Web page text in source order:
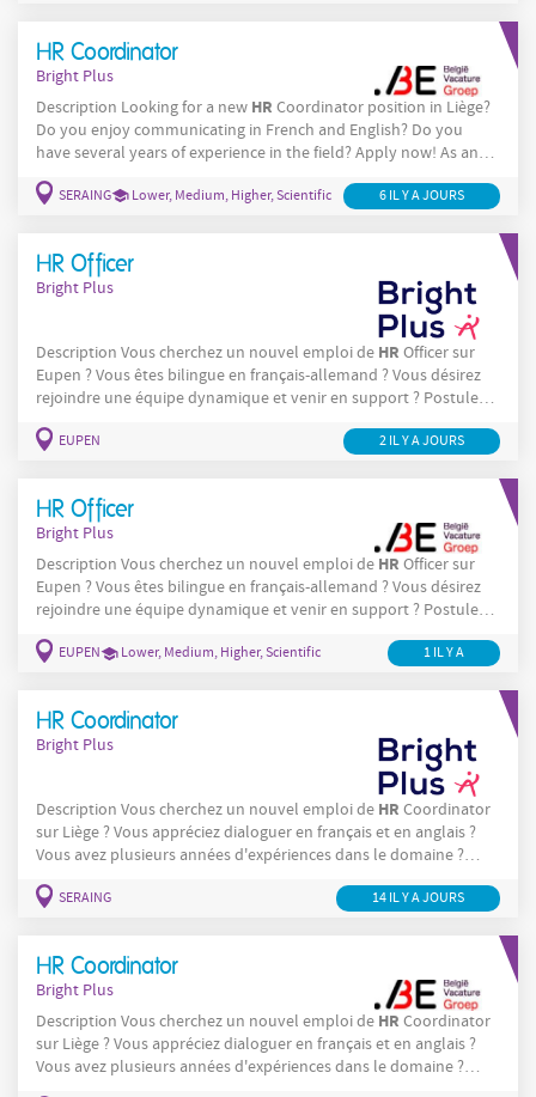
HR Coordinator
Bright Plus
Description Looking for a new HR Coordinator position in Liège?
Do you enjoy communicating in French and English? Do you
have several years of experience in the field? Apply now! As an
HR
handleHRadministrative tasks and support employees with
will
SERAING Lower, Medium, Higher, Scientific 6 IL Y A JOURS
HR Officer
Bright Plus
Description Vous cherchez un nouvel emploi de HR Officer sur
Eupen ? Vous êtes bilingue en français-allemand ? Vous désirez
rejoindre une équipe dynamique et venir en support ? Postulez-
suivantes : Vous assurez la gestion administrative relative à
EUPEN 2 IL Y A JOURS
HR Officer
Bright Plus
Description Vous cherchez un nouvel emploi de HR Officer sur
Eupen ? Vous êtes bilingue en français-allemand ? Vous désirez
rejoindre une équipe dynamique et venir en support ? Postulez-
suivantes : Vous assurez la gestion administrative relative à
EUPEN Lower, Medium, Higher, Scientific 1 IL Y A
HR Coordinator
Bright Plus
Description Vous cherchez un nouvel emploi de HR Coordinator
sur Liège ? Vous appréciez dialoguer en français et en anglais ?
Vous avez plusieurs années d'expériences dans le domaine ?
sont les suivantes : Vous assurez le suivi administratif RH et
SERAING 14 IL Y A JOURS
HR Coordinator
Bright Plus
Description Vous cherchez un nouvel emploi de HR Coordinator
sur Liège ? Vous appréciez dialoguer en français et en anglais ?
Vous avez plusieurs années d'expériences dans le domaine ?